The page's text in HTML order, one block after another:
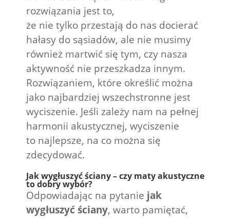
rozwiązania jest to,
że nie tylko przestają do nas docierać
hałasy do sąsiadów, ale nie musimy
również martwić się tym, czy nasza
aktywność nie przeszkadza innym.
Rozwiązaniem, które określić można
jako najbardziej wszechstronne jest
wyciszenie. Jeśli zależy nam na pełnej
harmonii akustycznej, wyciszenie
to najlepsze, na co można się
zdecydować.
Jak wygłuszyć ściany – czy maty akustyczne
to dobry wybór?
Odpowiadając na pytanie jak
wygłuszyć ściany, warto pamiętać,